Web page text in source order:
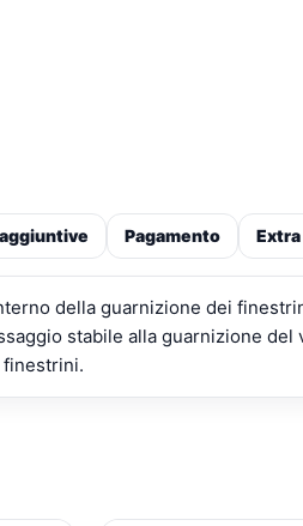
Pagamento Extra
della guarnizione dei
stabile alla guarnizione
finestrini.